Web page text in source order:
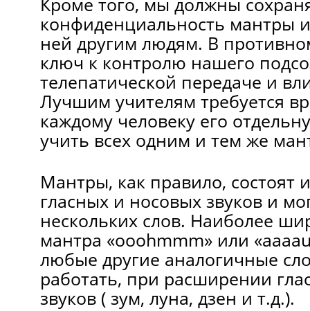
Кроме того, мы должны
конфиденциальность мантры
ней другим людям. В
ключ к контролю нашего
телепатической передаче и
Лучшим учителям требуется
каждому человеку его
учить всех одним и тем же
Мантры, как правило, состоят
гласных и носовых звуков и
нескольких слов. Наиболее
мантра «ooohmmm» или
любые другие аналогичные
работать, при расширении
звуков ( зум, луна, дзен и т.д.).